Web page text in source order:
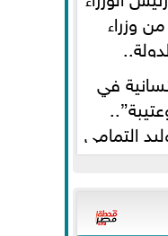
وزراء
في
التمامي